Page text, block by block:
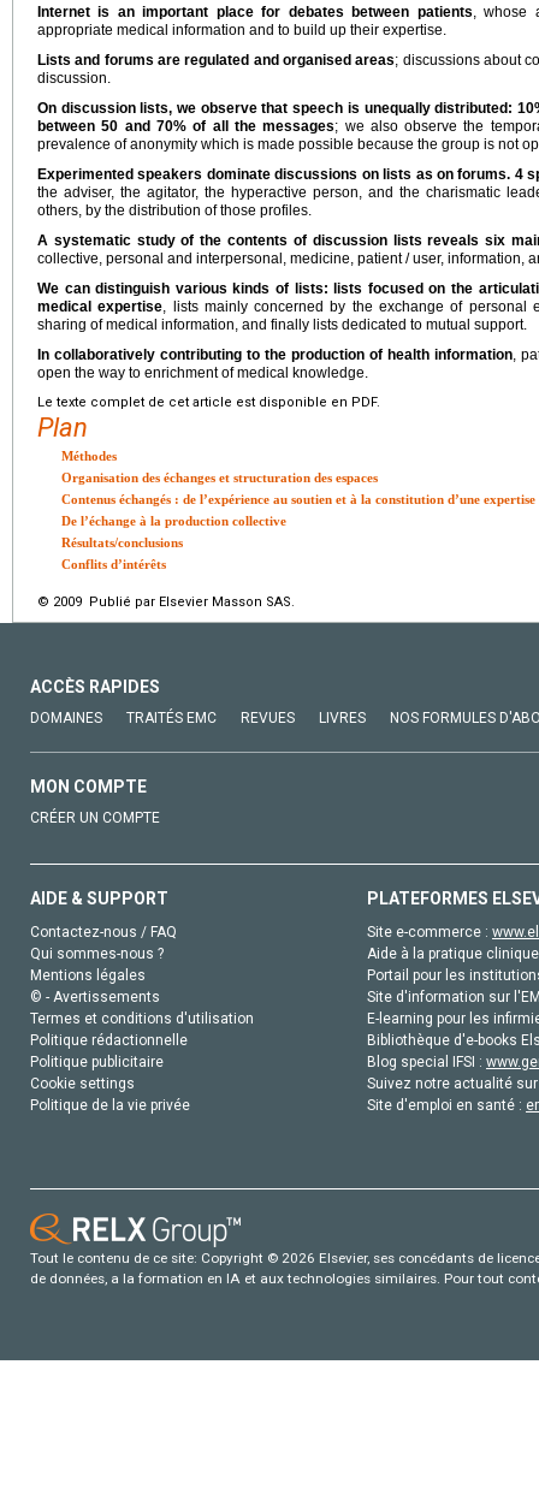
Internet is an important place for debates between patients, whose
appropriate medical information and to build up their expertise.
Lists and forums are regulated and organised areas; discussions about
discussion.
On discussion lists, we observe that speech is unequally distributed:
between 50 and 70% of all the messages; we also observe the
prevalence of anonymity which is made possible because the group is not
Experimented speakers dominate discussions on lists as on forums. 4
the adviser, the agitator, the hyperactive person, and the charismatic
others, by the distribution of those profiles.
A systematic study of the contents of discussion lists reveals six
collective, personal and interpersonal, medicine, patient / user, information,
We can distinguish various kinds of lists: lists focused on the
medical expertise, lists mainly concerned by the exchange of personal
sharing of medical information, and finally lists dedicated to mutual support.
In collaboratively contributing to the production of health information,
open the way to enrichment of medical knowledge.
Le texte complet de cet article est disponible en PDF.
Plan
Méthodes
Organisation des échanges et structuration des espaces
Contenus échangés : de l’expérience au soutien et à la constitution d’une expertise
De l’échange à la production collective
Résultats/conclusions
Conflits d’intérêts
© 2009 Publié par Elsevier Masson SAS.
ACCÈS RAPIDES
DOMAINES TRAITÉS EMC REVUES LIVRES NOS FORMULES
MON COMPTE
CRÉER UN COMPTE
AIDE & SUPPORT
Contactez-nous / FAQ
Qui sommes-nous ?
Mentions légales
© - Avertissements
Termes et conditions d'utilisation
Politique rédactionnelle
Politique publicitaire
Cookie settings
Politique de la vie privée
PLATEFORMES
Site e-commerce :
Aide à la pratique
Portail pour les
Site d'information sur
E-learning pour les
Bibliothèque d'e-books
Blog special IFSI :
Suivez notre actualité
Site d'emploi en santé :
Tout le contenu de ce site: Copyright © 2026 Elsevier, ses concédants de
de données, a la formation en IA et aux technologies similaires. Pour tout